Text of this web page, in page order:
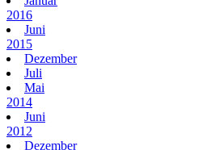
2016
Juni
2015
Dezember
Juli
Mai
2014
Juni
2012
Dezember